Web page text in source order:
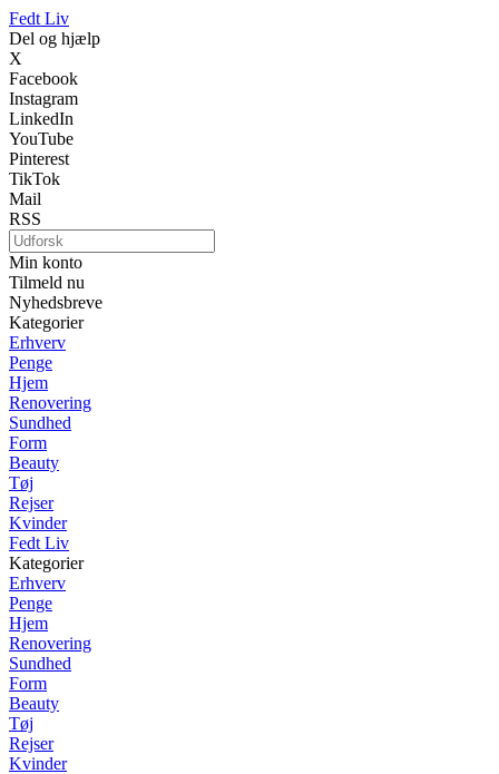
Fedt Liv
Del og hjælp
X
Facebook
Instagram
LinkedIn
YouTube
Pinterest
TikTok
Mail
RSS
Min konto
Tilmeld nu
Nyhedsbreve
Kategorier
Erhverv
Penge
Hjem
Renovering
Sundhed
Form
Beauty
Tøj
Rejser
Kvinder
Fedt Liv
Kategorier
Erhverv
Penge
Hjem
Renovering
Sundhed
Form
Beauty
Tøj
Rejser
Kvinder